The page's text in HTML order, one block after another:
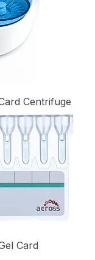
Centrifuge
Card